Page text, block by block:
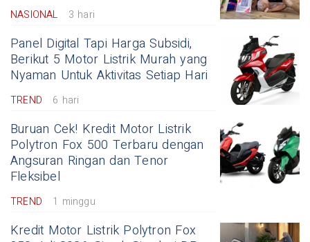
NASIONAL 3 hari
Panel Digital Tapi Harga Subsidi,
Berikut 5 Motor Listrik Murah yang
Nyaman Untuk Aktivitas Setiap Hari
TREND 6 hari
Buruan Cek! Kredit Motor Listrik
Polytron Fox 500 Terbaru dengan
Angsuran Ringan dan Tenor
Fleksibel
TREND 1 minggu
Kredit Motor Listrik Polytron Fox